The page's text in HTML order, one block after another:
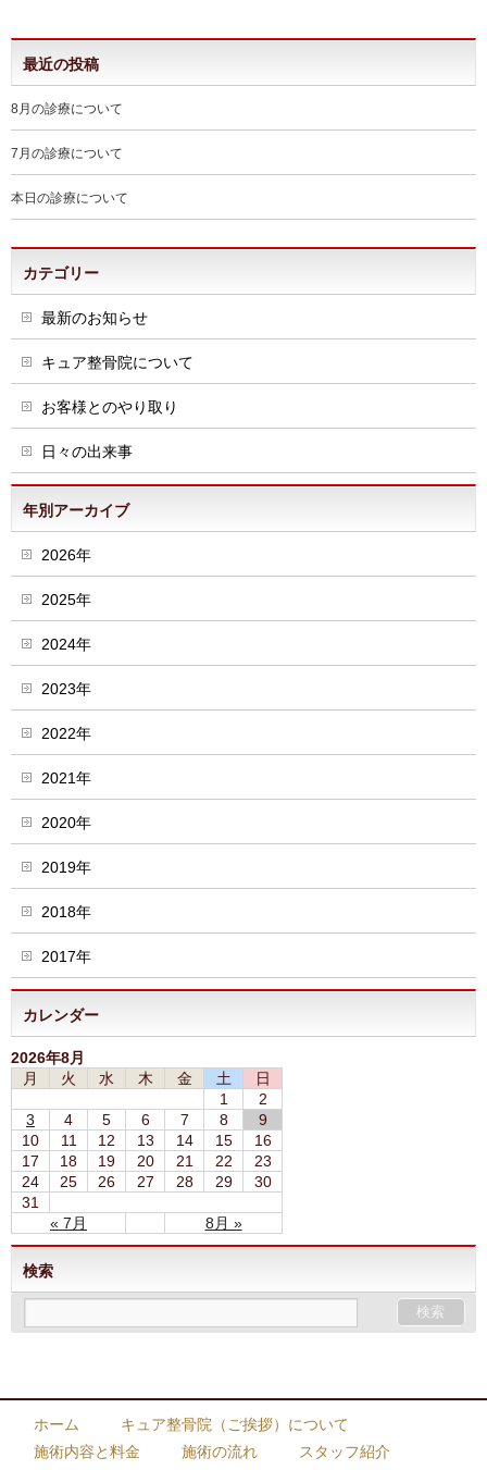
最近の投稿
8月の診療について
7月の診療について
本日の診療について
カテゴリー
最新のお知らせ
キュア整骨院について
お客様とのやり取り
日々の出来事
年別アーカイブ
2026年
2025年
2024年
2023年
2022年
2021年
2020年
2019年
2018年
2017年
カレンダー
2026年8月
月
火 水 木 金 土 日
« 7月 8月 »
1
2
3
4 5 6 7 8
9
10
11 12 13 14 15
16
17
18 19 20 21 22
23
24
25 26 27 28 29
30
31
検索
ホーム
キュア整骨院（ご挨拶）について
施術内容と料金
施術の流れ
スタッフ紹介